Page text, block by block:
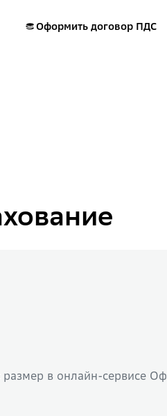
Оформить договор ПДС
в онлайн-сервисе